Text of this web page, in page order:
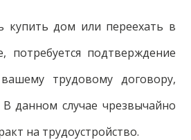
купить дом или переехать в
потребуется подтверждение
трудовому договору,
данном случае чрезвычайно
на трудоустройство.